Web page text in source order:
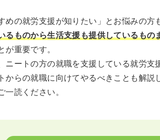
めの就労支援が知りたい」とお悩みの方
るものから生活支援も提供しているもの
が重要です。
ニートの方の就職を支援している就労支
からの就職に向けてやるべきことも解説
一読ください。